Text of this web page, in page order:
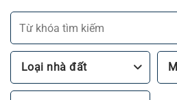
Loại nhà đất